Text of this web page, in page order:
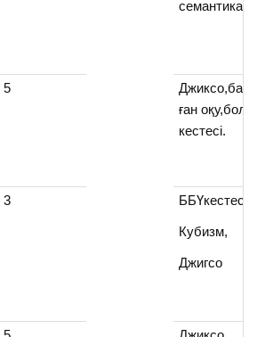
5
ған
кестесі.
3 ББҮкестесі,
Кубизм,
Джигсо